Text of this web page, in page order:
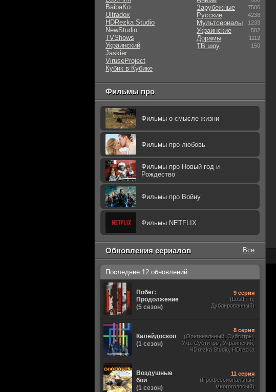
BaibaKo
Ultradox
HDRezka Studio
NewStudio
TVShows
Украинский
Jaskier
ViruseProject
Кубик в Кубике
Зарубежные 7506
Русские 4238
Мультсериалы 1233
Украинские 582
Дорамы 1112
ТВ шоу 150
Фильмы про
Фильмы о смысле жизни
Фильмы про любовь
Фильмы про Новый год и
Рождество
Фильмы про Войну
Фильмы NETFLIX
Обновления сериалов Все
Последние 12 обновлений
Побег:
Продолжение
(5 сезон)
9 серия
(LostFilm,
Дублированный)
Калейдоскоп
(1 сезон)
8 серия
(Оригинальный, Субтитры,
Укр. Субтитры, Украинский,
HDrezka Studio, HDrezka
Воздушные
бои
(1 сезон)
11 серия
(Профессиональный
многоголосый)